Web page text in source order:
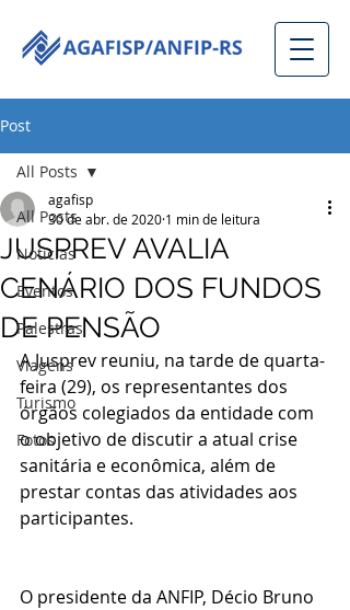
Post
All Posts
Notícias
Eventos
Palestras
Viagens
Turismo
Fotos
All Posts
JUSPREV AVALIA
CENÁRIO DOS FUNDOS
DE PENSÃO
agafisp
30 de abr. de 2020 1 min de leitura
A Jusprev reuniu, na tarde de quarta-
feira (29), os representantes dos
órgãos colegiados da entidade com
o objetivo de discutir a atual crise
sanitária e econômica, além de
prestar contas das atividades aos
participantes.
O presidente da ANFIP, Décio Bruno